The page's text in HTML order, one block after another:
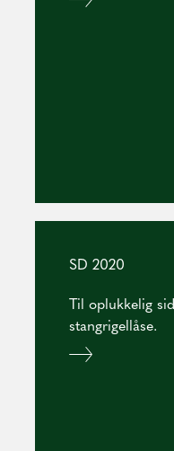
SD 2020
Til oplukkelig
stangrigellåse.